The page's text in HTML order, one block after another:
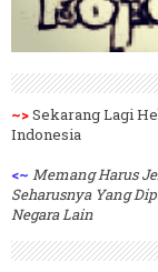
~>Sekarang Lagi
Indonesia
<~ Memang Harus
Seharusnya Yang
Negara Lain